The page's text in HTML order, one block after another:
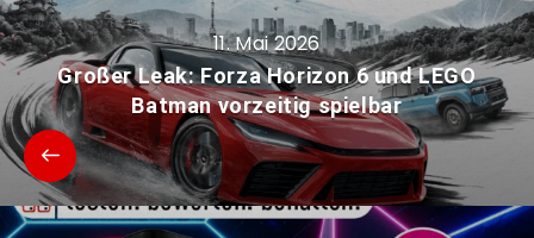
11. Mai 2026
Großer Leak: Forza Horizon 6 und LEGO
Batman vorzeitig spielbar